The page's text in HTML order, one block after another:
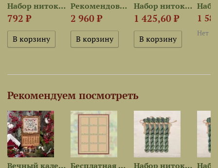
Набор ниток для рамки...
792 ₽
Рекомендованная ткань для...
2 960 ₽
Набор ниток OwlForest для...
1 425,60 ₽ 1
Нет в
Рекомендуем посмотреть
Вечный календарь Бесплатная схема для... Набор ниток для рамки...